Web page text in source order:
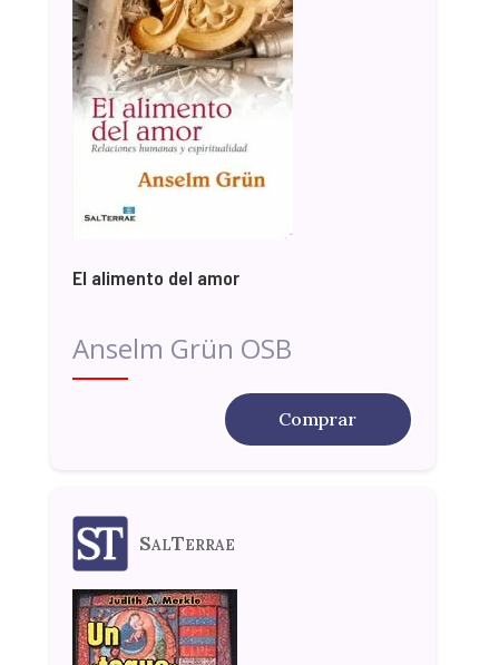
El alimento del amor
Anselm Grün OSB
Comprar
SalTerrae